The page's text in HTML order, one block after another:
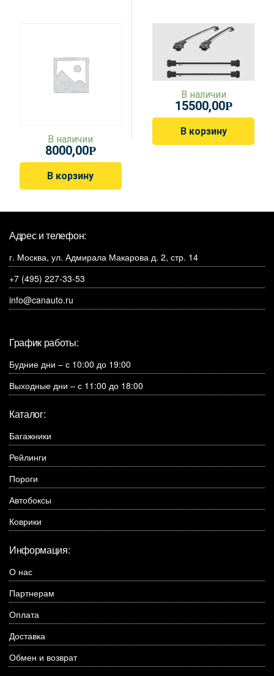
В наличии
8000,00Р
В корзину
В наличии
15500,00Р
В корзину
Адрес и телефон:
г. Москва, ул. Адмирала Макарова д. 2, стр. 14
+7 (495) 227-33-53
info@canauto.ru
График работы:
Будние дни – с 10:00 до 19:00
Выходные дни – с 11:00 до 18:00
Каталог:
Багажники
Рейлинги
Пороги
Автобоксы
Коврики
Информация:
О нас
Партнерам
Оплата
Доставка
Обмен и возврат